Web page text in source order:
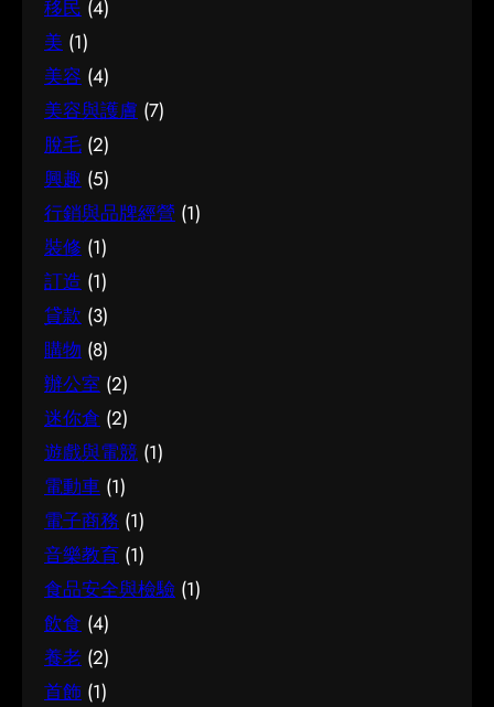
移民 (4)
美 (1)
美容 (4)
美容與護膚 (7)
脫毛 (2)
興趣 (5)
行銷與品牌經營 (1)
裝修 (1)
訂造 (1)
貸款 (3)
購物 (8)
辦公室 (2)
迷你倉 (2)
遊戲與電競 (1)
電動車 (1)
電子商務 (1)
音樂教育 (1)
食品安全與檢驗 (1)
飲食 (4)
養老 (2)
首飾 (1)